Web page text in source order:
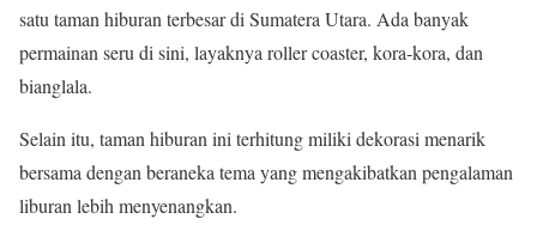
satu taman hiburan terbesar di Sumatera Utara. Ada banyak
permainan seru di sini, layaknya roller coaster, kora-kora, dan
bianglala.
Selain itu, taman hiburan ini terhitung miliki dekorasi menarik
bersama dengan beraneka tema yang mengakibatkan pengalaman
liburan lebih menyenangkan.